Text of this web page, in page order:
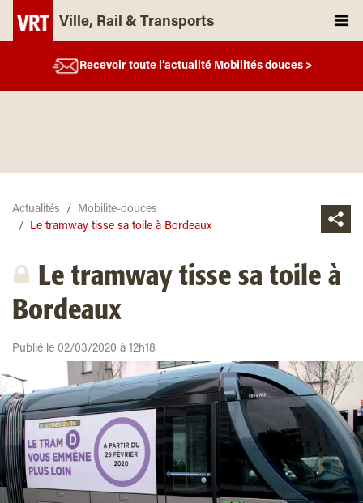
Ville, Rail & Transports
Recevoir toute l’actualité Mobilités douces >
Actualités
Mobilite-douces
Le tramway tisse sa toile à Bordeaux
Le tramway tisse sa toile à
Bordeaux
Publié le 02/03/2020 à 12h18